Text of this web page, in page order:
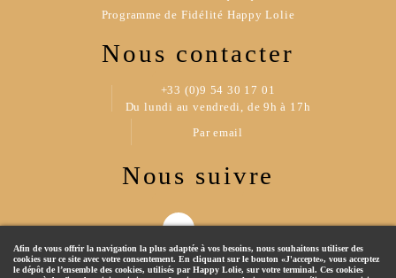
Afin de vous offrir la navigation la plus adaptée à vos besoins, nous souhaitons utiliser des
cookies sur ce site avec votre consentement. En cliquant sur le bouton «J'accepte», vous acceptez
le dépôt de l’ensemble des cookies, utilisés par Happy Lolie, sur votre terminal. Ces cookies
Programme de Fidélité Happy Lolie
Nous contacter
+33 (0)9 54 30 17 01
Du lundi au vendredi, de 9h à 17h
Par email
Nous suivre